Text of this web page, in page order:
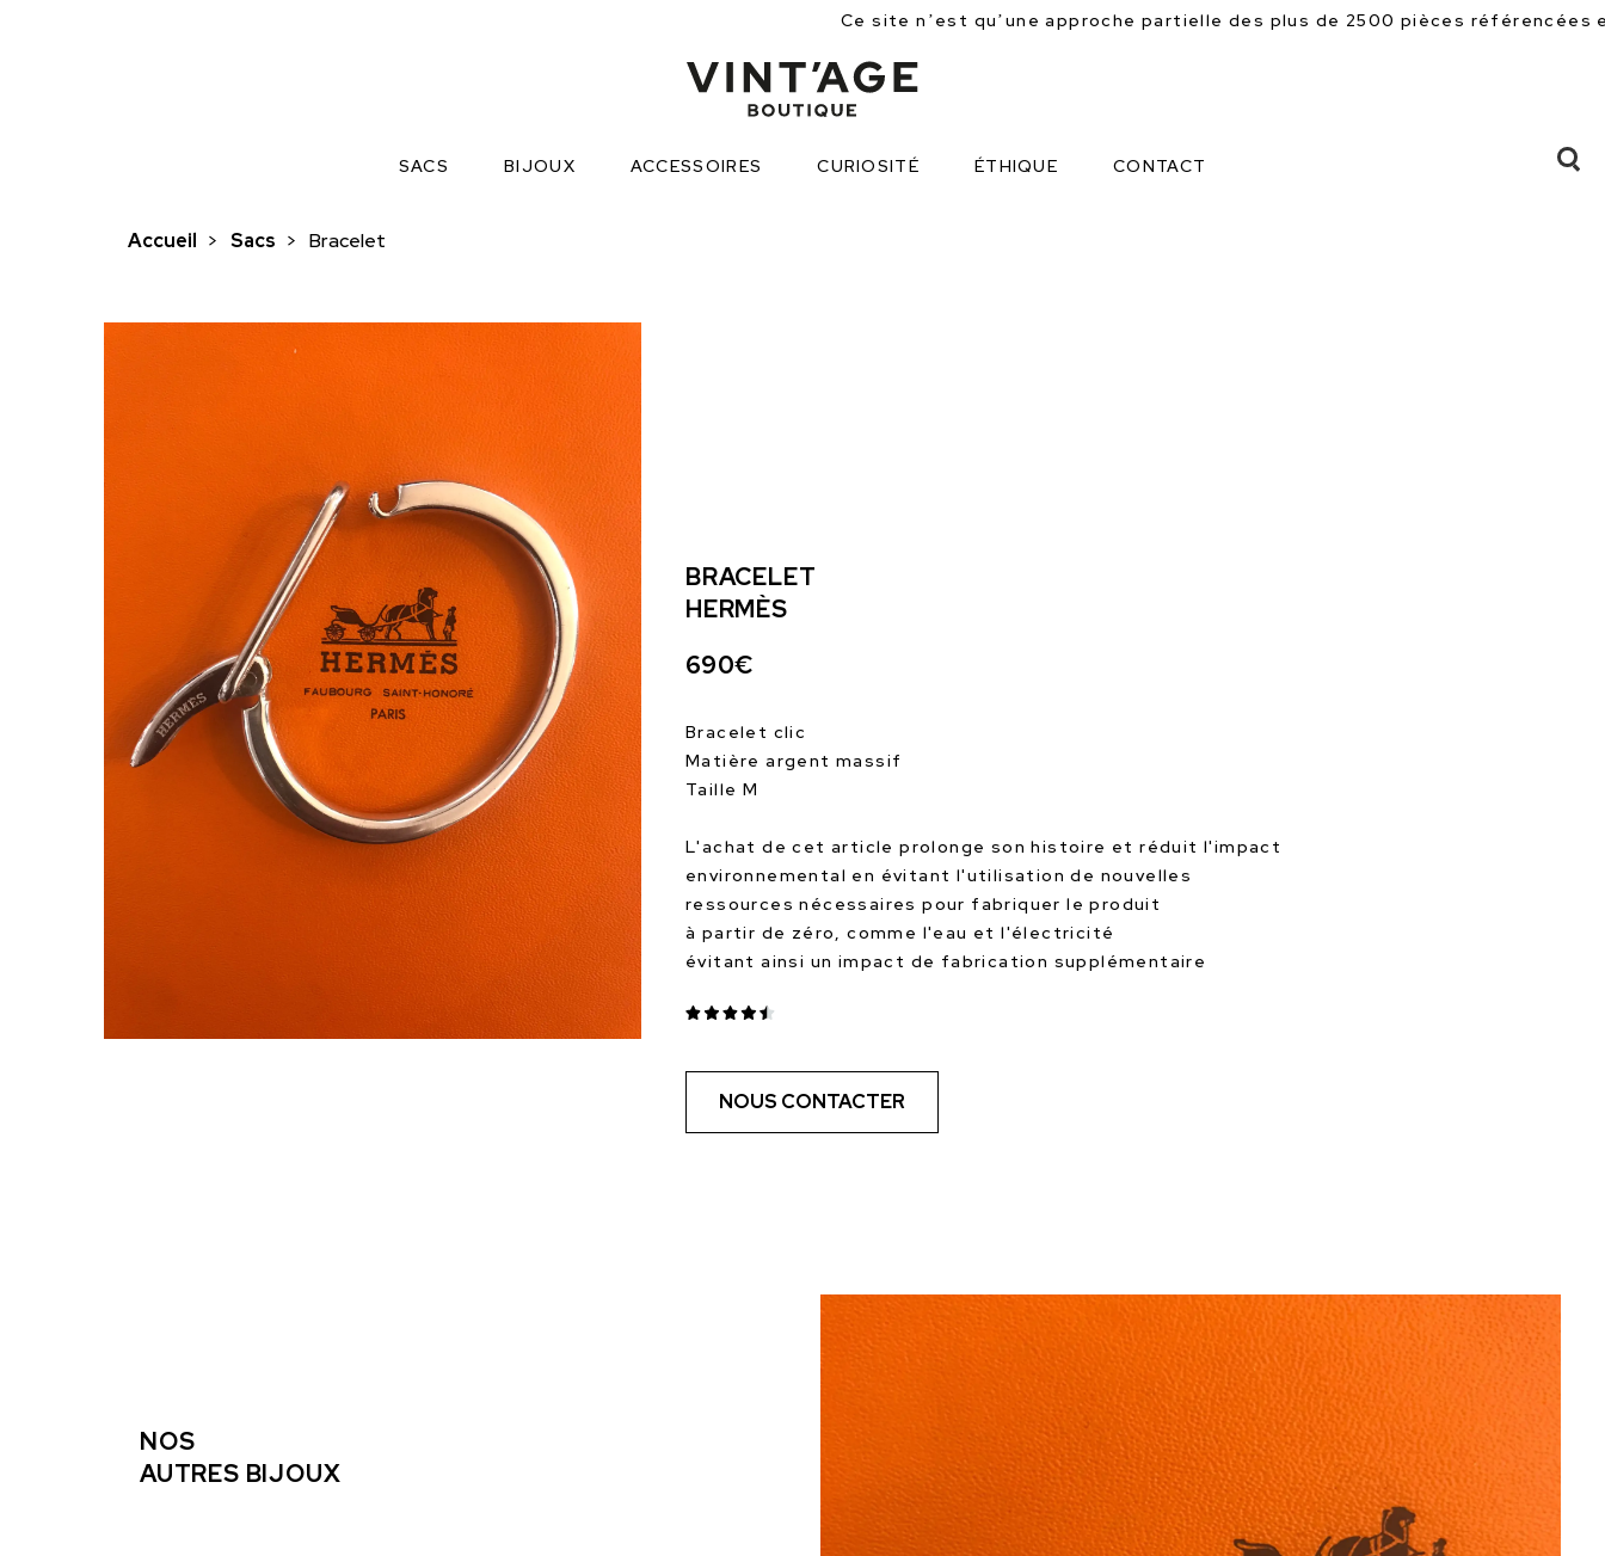
Ce site n’est qu’une approche partielle des plus de 2500 pièces référencées en magasin.
SACS BIJOUX ACCESSOIRES CURIOSITÉ ÉTHIQUE CONTACT
Accueil > Sacs > Bracelet
BRACELET
HERMÈS
690€
Bracelet clic
Matière argent massif
Taille M
L'achat de cet article prolonge son histoire et réduit l'impact
environnemental en évitant l'utilisation de nouvelles
ressources nécessaires pour fabriquer le produit
à partir de zéro, comme l'eau et l'électricité
évitant ainsi un impact de fabrication supplémentaire
NOUS CONTACTER
NOS
AUTRES BIJOUX